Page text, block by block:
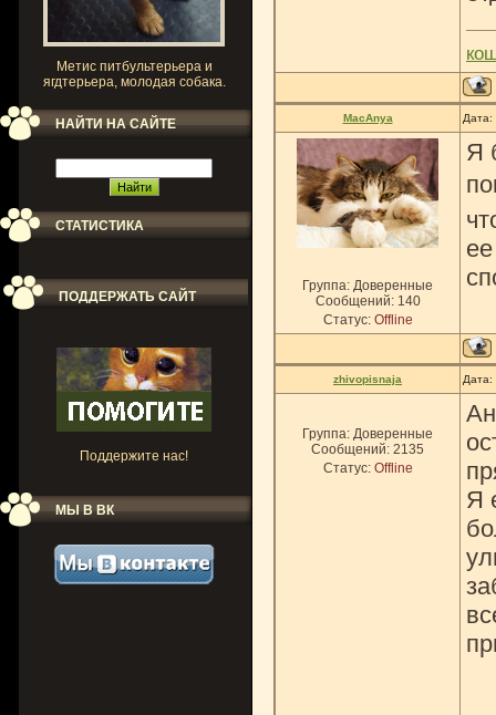
Метис питбультерьера и
ягдтерьера, молодая собака.
НАЙТИ НА САЙТЕ
СТАТИСТИКА
ПОДДЕРЖАТЬ САЙТ
Поддержите нас!
МЫ В ВК
MacAnya
Группа: Доверенные
Сообщений: 140
Статус: Offline
Я
zhivopisnaja Дата:
Группа: Доверенные
Сообщений: 2135
Статус: Offline
Я